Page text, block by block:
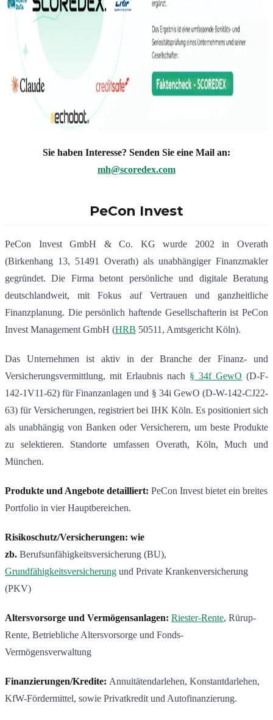
Sie haben Interesse? Senden Sie eine Mail an:
mh@scoredex.com
PeCon Invest
PeCon Invest GmbH & Co. KG wurde 2002 in Overath
(Birkenhang 13, 51491 Overath) als unabhängiger Finanzmakler
gegründet. Die Firma betont persönliche und digitale Beratung
deutschlandweit, mit Fokus auf Vertrauen und ganzheitliche
Finanzplanung. Die persönlich haftende Gesellschafterin ist PeCon
Invest Management GmbH (HRB 50511, Amtsgericht Köln).
Das Unternehmen ist aktiv in der Branche der Finanz- und
Versicherungsvermittlung, mit Erlaubnis nach § 34f GewO (D-F-
142-1V11-62) für Finanzanlagen und § 34i GewO (D-W-142-CJ22-
63) für Versicherungen, registriert bei IHK Köln. Es positioniert sich
als unabhängig von Banken oder Versicherern, um beste Produkte
zu selektieren. Standorte umfassen Overath, Köln, Much und
München.
Produkte und Angebote detailliert: PeCon Invest bietet ein breites
Portfolio in vier Hauptbereichen.
Risikoschutz/Versicherungen: wie
zb. Berufsunfähigkeitsversicherung (BU),
Grundfähigkeitsversicherung und Private Krankenversicherung
(PKV)
Altersvorsorge und Vermögensanlagen: Riester-Rente, Rürup-
Rente, Betriebliche Altersvorsorge und Fonds-
Vermögensverwaltung
Finanzierungen/Kredite: Annuitätendarlehen, Konstantdarlehen,
KfW-Fördermittel, sowie Privatkredit und Autofinanzierung.